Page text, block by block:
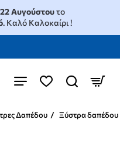
22 Αυγούστουτο
. Καλό Καλοκαίρι !
Δαπέδου Ξύστρα δαπέδου